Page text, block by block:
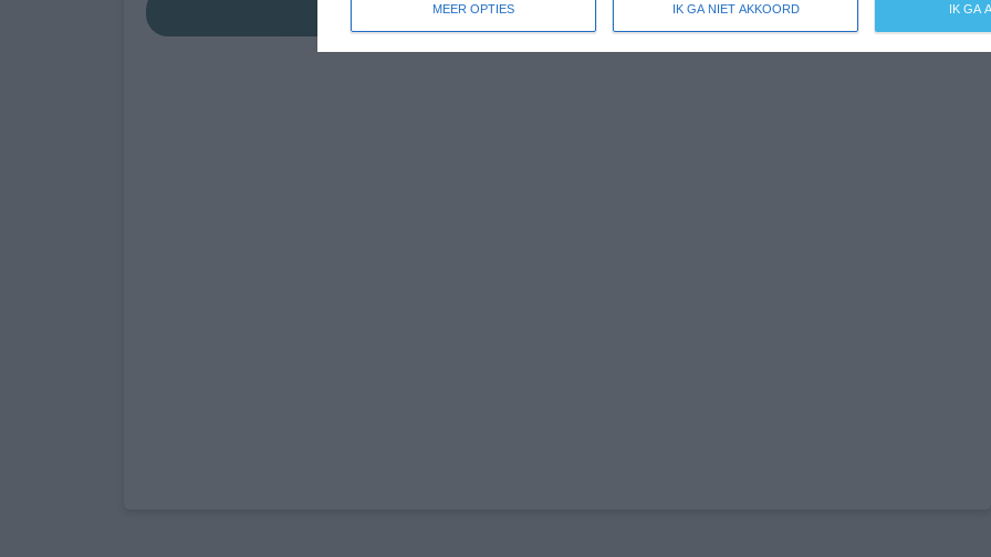
MEER OPTIES IK GA NIET AKKOORD IK GA
bekijk de uitgebreide weersverwachting voor Alzano Scrivia